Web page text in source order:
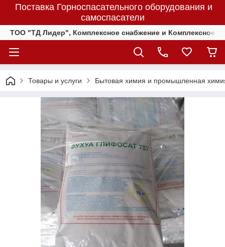
Поставка Горноспасательного оборудования и
самоспасатели
ТОО "ТД Лидер", Комплексное снабжение и Комплексное
Товары и услуги Бытовая химия и промышленная